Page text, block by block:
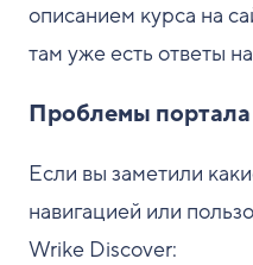
описанием курса на
там уже есть ответы
Проблемы портала
Если вы заметили
навигацией или
Wrike Discover: